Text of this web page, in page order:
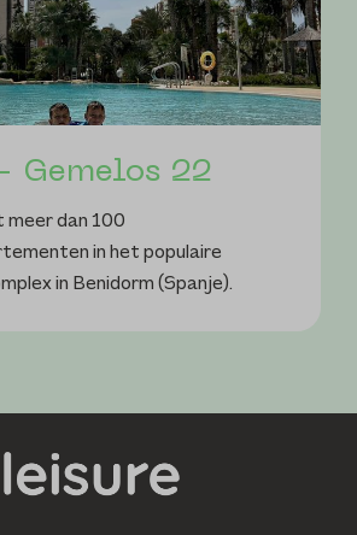
Gemelos 22
meer dan 100
in het populaire
in Benidorm (Spanje).